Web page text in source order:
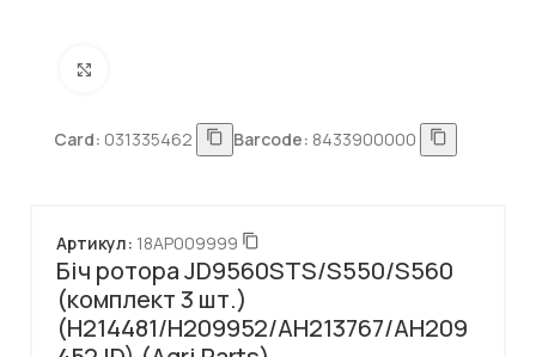
Card: 031335462 Barcode: 8433900000
Біч ротора JD9560STS/S550/S560
(комплект 3 шт.)
(H214481/H209952/AH213767/AH209
Артикул: 18AP009999